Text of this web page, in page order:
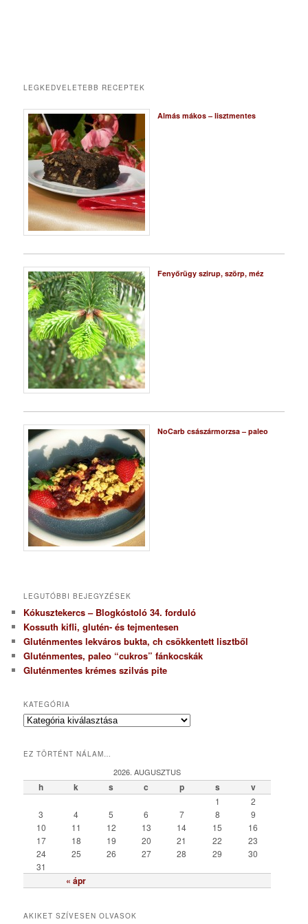
LEGKEDVELETEBB RECEPTEK
Almás mákos – lisztmentes
Fenyőrügy szirup, szörp, méz
NoCarb császármorzsa – paleo
LEGUTÓBBI BEJEGYZÉSEK
Kókusztekercs – Blogkóstoló 34. forduló
Kossuth kifli, glutén- és tejmentesen
Gluténmentes lekváros bukta, ch csökkentett lisztből
Gluténmentes, paleo “cukros” fánkocskák
Gluténmentes krémes szilvás pite
KATEGÓRIA
K
e
r
EZ TÖRTÉNT NÁLAM…
2026. AUGUSZTUS
h k s c p s v
« ápr
1
2
3
4 5 6 7 8
9
10
11 12 13 14 15
16
17
18 19 20 21 22
23
24
25 26 27 28 29
30
31
AKIKET SZÍVESEN OLVASOK